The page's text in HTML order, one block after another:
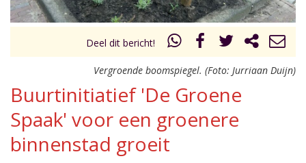
Deel dit bericht!
Vergroende boomspiegel. (Foto: Jurriaan Duijn)
Buurtinitiatief 'De Groene
Spaak' voor een groenere
binnenstad groeit